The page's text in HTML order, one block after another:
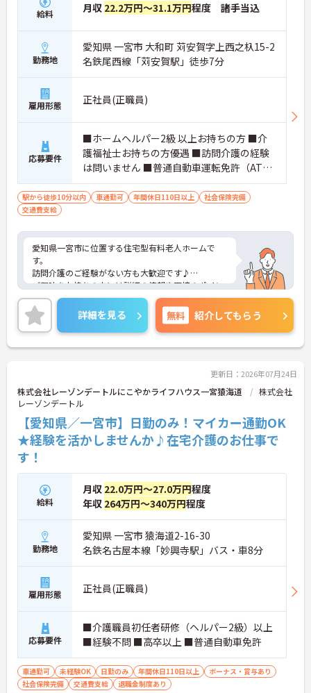
給料 月収 22.2万円～31.1万円程度 諸手当込
勤務地
愛知県 一宮市 大和町 苅安賀字上西之杁15-2
名鉄尾西線「苅安賀駅」徒歩7分
雇用形態 正社員(正職員)
応募要件
■ホームヘルパー2級 以上お持ちの方 ■介
護福祉士お持ちの方優遇 ■訪問介護の経験
は問いません ■普通自動車運転免許（AT限
定可）
駅から徒歩10分以内 車通勤可 年間休日110日以上
社会保険完備
交通費支給
愛知県一宮市に位置する住宅型有料老人ホームで
す。
訪問介護のご経験がない方も大歓迎です♪
ご興味をお持ちの方には詳細の情報や面接のポイン
トをお伝えしますのでお気軽にお問い合わせくださ
いませ。
詳細を見る 無料 紹介してもらう
更新日：2026年07月24日
株式会社レーゾンデートルにこやかライフハウス一宮猿海道
株式会社
レーゾンデートル
【愛知県／一宮市】日勤のみ！マイカー通勤OK
★経験を活かしませんか♪在宅介護のお仕事で
す！
給料
月収 22.0万円～27.0万円程度
年収 264万円～340万円程度
勤務地
愛知県 一宮市 猿海道2-16-30
名鉄名古屋本線「妙興寺駅」バス・車8分
雇用形態 正社員(正職員)
応募要件
■介護職員初任者研修（ヘルパー2級）以上
■経験不問 ■高卒以上 ■普通自動車免許
車通勤可 未経験OK 日勤のみ 年間休日110日以上
ボーナス・賞与あり
社会保険完備
交通費支給 退職金制度あり